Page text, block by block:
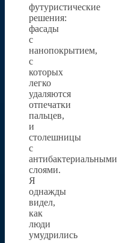
футуристические
решения:
фасады
с
нанопокрытием,
с
которых
легко
удаляются
отпечатки
пальцев,
и
столешницы
с
антибактериальными
слоями.
Я
однажды
видел,
как
люди
умудрились